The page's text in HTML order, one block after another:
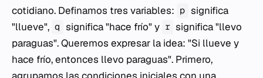
cotidiano. Definamos tres variables: p significa
"llueve", q significa "hace frío" y r significa "llevo
paraguas". Queremos expresar la idea: "Si llueve y
hace frío, entonces llevo paraguas". Primero,
agrupamos las condiciones iniciales con una